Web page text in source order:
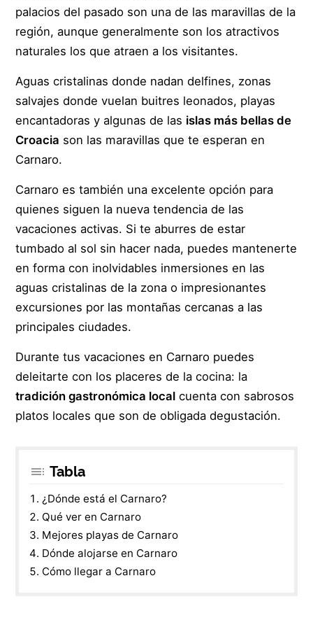
palacios del pasado son una de las maravillas de la
región, aunque generalmente son los atractivos
naturales los que atraen a los visitantes.
Aguas cristalinas donde nadan delfines, zonas
salvajes donde vuelan buitres leonados, playas
encantadoras y algunas de las islas más bellas de
Croacia son las maravillas que te esperan en
Carnaro.
Carnaro es también una excelente opción para
quienes siguen la nueva tendencia de las
vacaciones activas. Si te aburres de estar
tumbado al sol sin hacer nada, puedes mantenerte
en forma con inolvidables inmersiones en las
aguas cristalinas de la zona o impresionantes
excursiones por las montañas cercanas a las
principales ciudades.
Durante tus vacaciones en Carnaro puedes
deleitarte con los placeres de la cocina: la
tradición gastronómica local cuenta con sabrosos
platos locales que son de obligada degustación.
Tabla
¿Dónde está el Carnaro?
Qué ver en Carnaro
Mejores playas de Carnaro
Dónde alojarse en Carnaro
Cómo llegar a Carnaro